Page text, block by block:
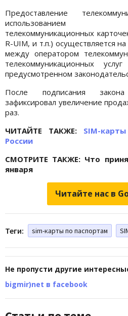
Предоставление
использованием
телекоммуникационных
R-UIM, и т.п.) осуществляется
между оператором
телекоммуникационных
предусмотренном
После подписания
зафиксировал увеличение
раз.
ЧИТАЙТЕ ТАКЖЕ: SIM-
России
СМОТРИТЕ ТАКЖЕ: Что
января
Читайте нас в
Теги: sim-карты по паспортам
Не пропусти другие
bigmir)net в facebook